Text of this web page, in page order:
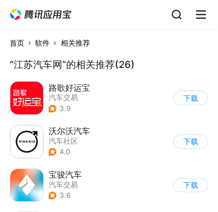
首页 软件 相关推荐
“江苏汽车网”的相关推荐(26)
路歌好运宝
汽车交易
3.9
下载
沃尔沃汽车
汽车社区
4.0
下载
宝骏汽车
汽车交易
3.6
下载